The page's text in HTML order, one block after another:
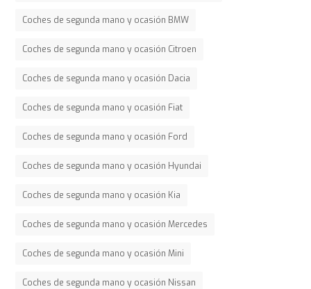
Coches de segunda mano y ocasión BMW
Coches de segunda mano y ocasión Citroen
Coches de segunda mano y ocasión Dacia
Coches de segunda mano y ocasión Fiat
Coches de segunda mano y ocasión Ford
Coches de segunda mano y ocasión Hyundai
Coches de segunda mano y ocasión Kia
Coches de segunda mano y ocasión Mercedes
Coches de segunda mano y ocasión Mini
Coches de segunda mano y ocasión Nissan